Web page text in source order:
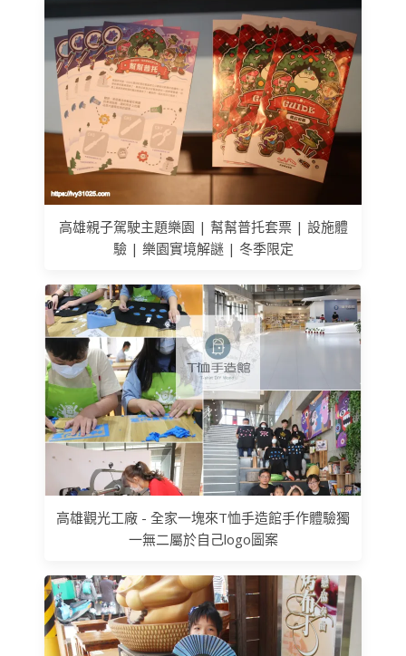
高雄親子駕駛主題樂園 | 幫幫普托套票 | 設施體
驗 | 樂園實境解謎 | 冬季限定
高雄觀光工廠 - 全家一塊來T恤手造館手作體驗獨
一無二屬於自己logo圖案